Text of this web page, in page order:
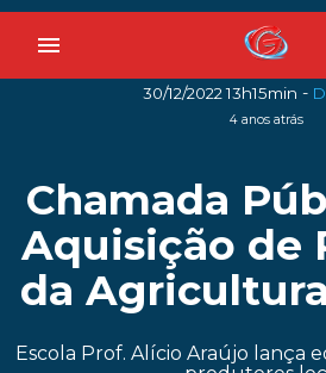
menu
30/12/2022 13h15min -
4 anos atrás
Chamada
Aquisição de
da
Escola Prof. Alício Araújo lança